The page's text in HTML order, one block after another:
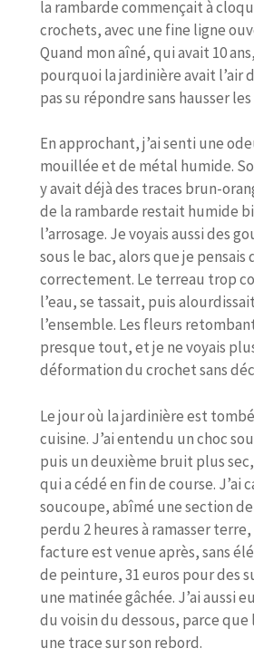
la rambarde commençait à
crochets, avec une fine ligne
Quand mon aîné, qui avait 10
pourquoi la jardinière avait l’air
pas su répondre sans hausser
En approchant, j’ai senti une
mouillée et de métal humide.
y avait déjà des traces brun-
de la rambarde restait humide
l’arrosage. Je voyais aussi des
sous le bac, alors que je pensais
correctement. Le terreau trop
l’eau, se tassait, puis
l’ensemble. Les fleurs
presque tout, et je ne voyais
déformation du crochet sans
Le jour où la jardinière est
cuisine. J’ai entendu un choc
puis un deuxième bruit plus
qui a cédé en fin de course. J’ai
soucoupe, abîmé une section
perdu 2 heures à ramasser
facture est venue après, sans
de peinture, 31 euros pour des
une matinée gâchée. J’ai aussi
du voisin du dessous, parce que
une trace sur son rebord.